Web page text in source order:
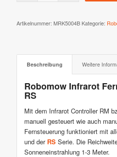
Artikelnummer: MRK5004B Kategorie:
Beschreibung Weitere
Robomow Infrarot
RS
Mit dem Infrarot Controller RM
manuell gesteuert wie auch
Fernsteuerung funktioniert mit
und der RSSerie. Die
Sonneneinstrahlung 1-3 Meter.